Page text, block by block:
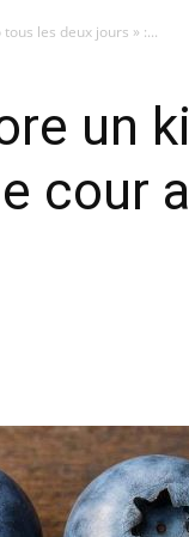
les deux jours » :...
un
cour